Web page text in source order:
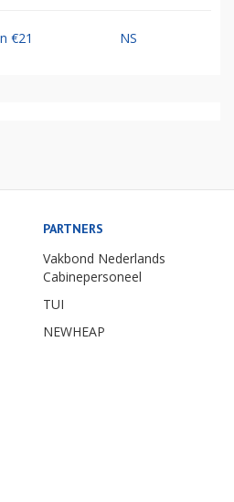
€21 NS
PARTNERS
Vakbond Nederlands
Cabinepersoneel
TUI
NEWHEAP